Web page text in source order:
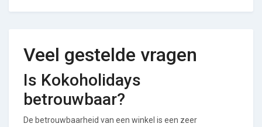
Veel gestelde vragen
Is Kokoholidays
betrouwbaar?
De betrouwbaarheid van een winkel is een zeer